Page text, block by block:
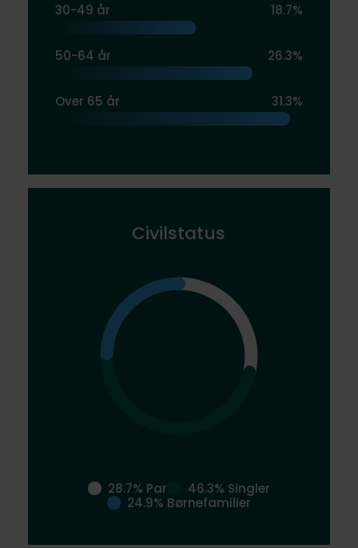
30-49 år 18.7%
50-64 år 26.3%
Over 65 år 31.3%
Civilstatus
28.7% Par
46.3% Singler
24.9% Børnefamilier